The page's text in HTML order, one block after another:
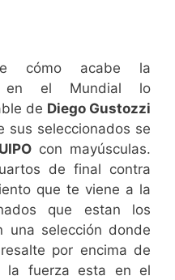
de cómo acabe la
el Mundial lo
de Diego Gustozzi
sus seleccionados se
con mayúsculas.
de final contra
que te viene a la
que estan los
una selección donde
por encima de
la fuerza esta en el